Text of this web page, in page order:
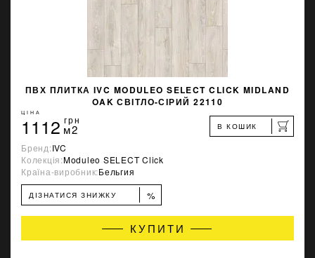
ПВХ ПЛИТКА IVC MODULEO SELECT CLICK MIDLAND
OAK СВІТЛО-СІРИЙ 22110
ЦІНА
1112 грн
м2 В КОШИК
Бренд:IVC
Колекція:Moduleo SELECT Click
Країна-виробник:Бельгия
ДІЗНАТИСЯ ЗНИЖКУ %
КУПИТИ